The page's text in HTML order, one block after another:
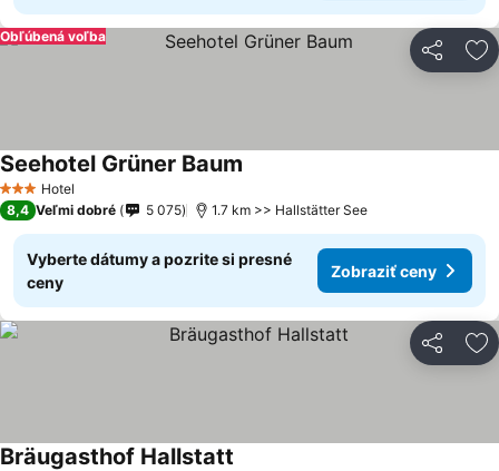
Zdieľať
Obľúbená voľba
3 Počet hviezdičiek
Hotel
Seehotel Grüner Baum
8,4 Veľmi dobré 5 075 1.7 km >> Hallstätter See
Vyberte dátumy a pozrite si presné
ceny
Zobraziť ceny
Zdieľať
Bräugasthof Hallstatt